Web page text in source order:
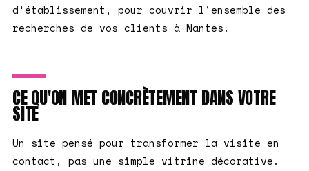
d'établissement, pour couvrir l'ensemble des
recherches de vos clients à Nantes.
CE QU'ON MET CONCRÈTEMENT DANS VOTRE
SITE
Un site pensé pour transformer la visite en
contact, pas une simple vitrine décorative.